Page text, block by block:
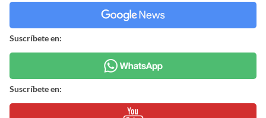
Suscríbete en:
Suscríbete en: